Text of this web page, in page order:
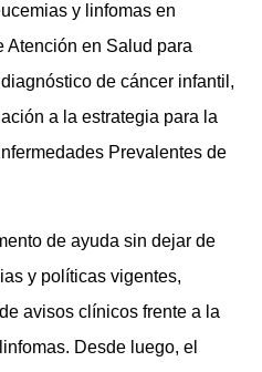
y linfomas en
Atención en Salud para
de cáncer infantil,
a la estrategia para la
Prevalentes de
de ayuda sin dejar de
y políticas vigentes,
avisos clínicos frente a la
Desde luego, el